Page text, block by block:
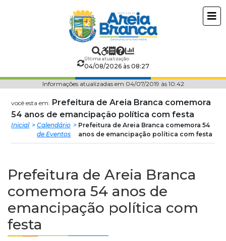
Prefeitura
Municipal
Areia
Branca
Última atualização:
04/08/2026 às 08:27
Informações atualizadas em 04/07/2019 às 10:42
você esta em: Prefeitura de Areia Branca comemora
54 anos de emancipação política com festa
Inicial
Calendário
de Eventos
Prefeitura de Areia Branca comemora 54
anos de emancipação política com festa
Prefeitura de Areia Branca
comemora 54 anos de
emancipação política com
festa